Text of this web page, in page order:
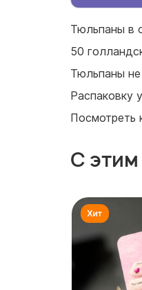
Тюльпаны в
50
Тюльпаны
Распаковку
Посмотреть
С